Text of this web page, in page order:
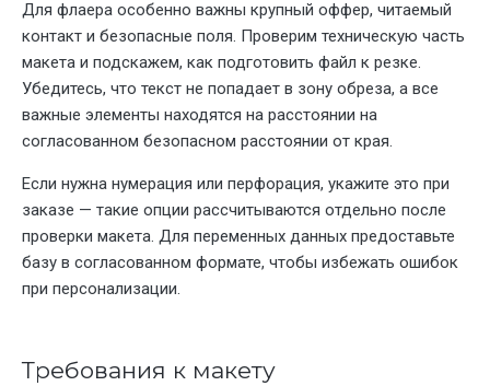
Для флаера особенно важны крупный оффер, читаемый
контакт и безопасные поля. Проверим техническую часть
макета и подскажем, как подготовить файл к резке.
Убедитесь, что текст не попадает в зону обреза, а все
важные элементы находятся на расстоянии на
согласованном безопасном расстоянии от края.
Если нужна нумерация или перфорация, укажите это при
заказе — такие опции рассчитываются отдельно после
проверки макета. Для переменных данных предоставьте
базу в согласованном формате, чтобы избежать ошибок
при персонализации.
Требования к макету